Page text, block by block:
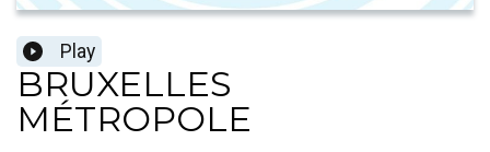
Play
BRUXELLES
MÉTROPOLE